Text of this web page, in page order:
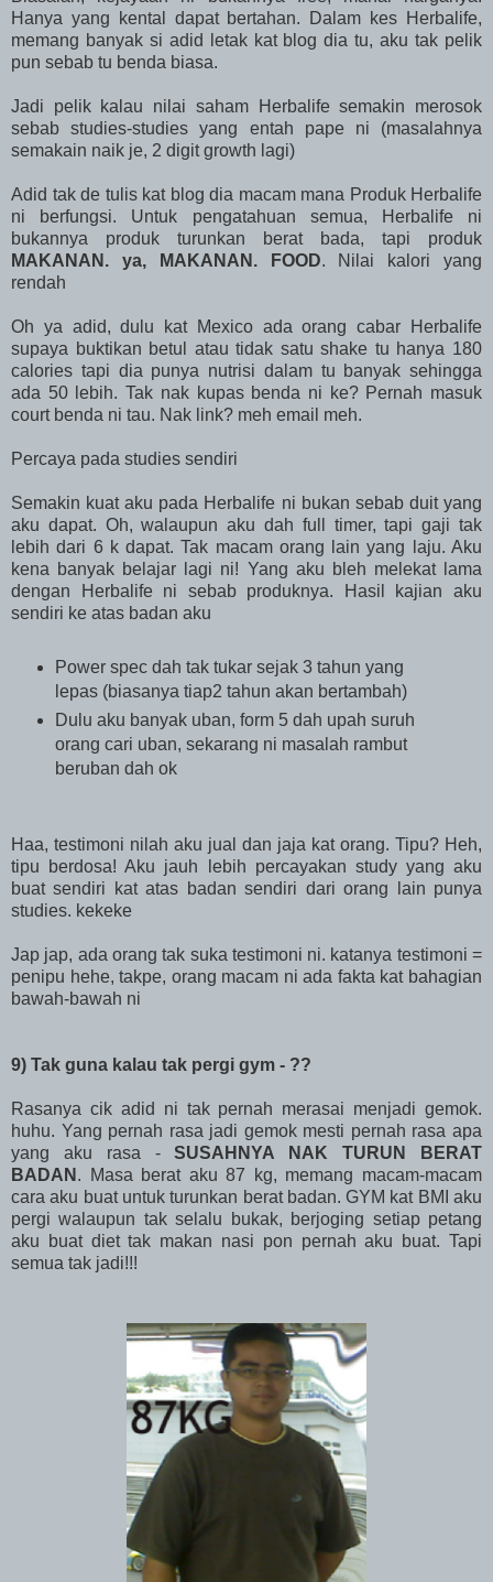
Hanya yang kental dapat bertahan. Dalam kes Herbalife,
memang banyak si adid letak kat blog dia tu, aku tak pelik
pun sebab tu benda biasa.
Jadi pelik kalau nilai saham Herbalife semakin merosok
sebab studies-studies yang entah pape ni (masalahnya
semakain naik je, 2 digit growth lagi)
Adid tak de tulis kat blog dia macam mana Produk Herbalife
ni berfungsi. Untuk pengatahuan semua, Herbalife ni
bukannya produk turunkan berat bada, tapi produk
MAKANAN. ya, MAKANAN. FOOD. Nilai kalori yang
rendah
Oh ya adid, dulu kat Mexico ada orang cabar Herbalife
supaya buktikan betul atau tidak satu shake tu hanya 180
calories tapi dia punya nutrisi dalam tu banyak sehingga
ada 50 lebih. Tak nak kupas benda ni ke? Pernah masuk
court benda ni tau. Nak link? meh email meh.
Percaya pada studies sendiri
Semakin kuat aku pada Herbalife ni bukan sebab duit yang
aku dapat. Oh, walaupun aku dah full timer, tapi gaji tak
lebih dari 6 k dapat. Tak macam orang lain yang laju. Aku
kena banyak belajar lagi ni! Yang aku bleh melekat lama
dengan Herbalife ni sebab produknya. Hasil kajian aku
sendiri ke atas badan aku
Power spec dah tak tukar sejak 3 tahun yang
lepas (biasanya tiap2 tahun akan bertambah)
Dulu aku banyak uban, form 5 dah upah suruh
orang cari uban, sekarang ni masalah rambut
beruban dah ok
Haa, testimoni nilah aku jual dan jaja kat orang. Tipu? Heh,
tipu berdosa! Aku jauh lebih percayakan study yang aku
buat sendiri kat atas badan sendiri dari orang lain punya
studies. kekeke
Jap jap, ada orang tak suka testimoni ni. katanya testimoni =
penipu hehe, takpe, orang macam ni ada fakta kat bahagian
bawah-bawah ni
9) Tak guna kalau tak pergi gym - ??
Rasanya cik adid ni tak pernah merasai menjadi gemok.
huhu. Yang pernah rasa jadi gemok mesti pernah rasa apa
yang aku rasa -SUSAHNYA NAK TURUN BERAT
BADAN . Masa berat aku 87 kg, memang macam-macam
cara aku buat untuk turunkan berat badan. GYM kat BMI aku
pergi walaupun tak selalu bukak, berjoging setiap petang
aku buat diet tak makan nasi pon pernah aku buat. Tapi
semua tak jadi!!!